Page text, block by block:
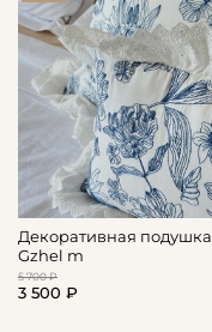
Декоративная подушка
Gzhel m
5 700 ₽
3 500 ₽